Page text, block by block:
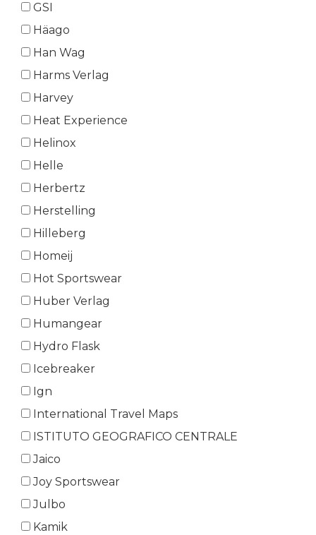
GSI
Häago
Han Wag
Harms Verlag
Harvey
Heat Experience
Helinox
Helle
Herbertz
Herstelling
Hilleberg
Homeij
Hot Sportswear
Huber Verlag
Humangear
Hydro Flask
Icebreaker
Ign
International Travel Maps
ISTITUTO GEOGRAFICO CENTRALE
Jaico
Joy Sportswear
Julbo
Kamik